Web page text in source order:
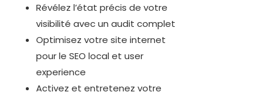
Révélez l’état précis de votre
visibilité avec un audit complet
Optimisez votre site internet
pour le SEO local et user
experience
Activez et entretenez votre